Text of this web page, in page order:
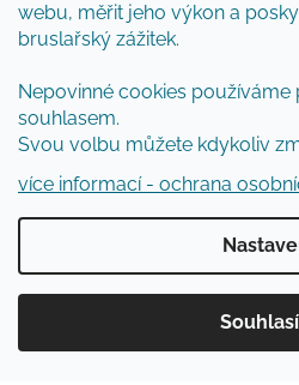
webu, měřit jeho výkon a
bruslařský zážitek.
Nepovinné cookies používáme
souhlasem.
Svou volbu můžete kdykoliv
více informací - ochrana
E-mail
Vložením e-mailu souhlasíte
ochrany osobních údajů
PŘIHLÁSIT SE
Vytvořil
vyhrazena.Upravit